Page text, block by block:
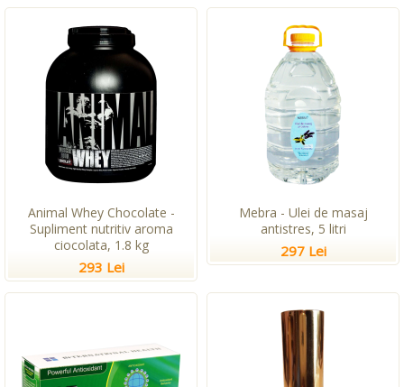
Animal Whey Chocolate -
Supliment nutritiv aroma
ciocolata, 1.8 kg
293 Lei
Mebra - Ulei de masaj
antistres, 5 litri
297 Lei